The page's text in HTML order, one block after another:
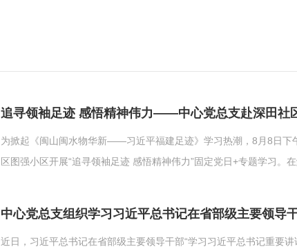
追寻领袖足迹 感悟精神伟力——中心党总支赴深田社
为掀起《闽山闽水物华新——习近平福建足迹》学习热潮，8月8日下
区图强小区开展“追寻领袖足迹 感悟精神伟力”固定党日+专题学习。
中心党总支组织学习习近平总书记在省部级主要领导
近日，习近平总书记在省部级主要领导干部“学习习近平总书记重要